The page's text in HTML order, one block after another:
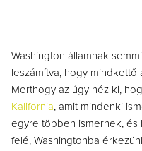
Washington államnak
leszámítva, hogy mindkettő
Merthogy az úgy néz ki,
Kalifornia, amit mindenki
egyre többen ismernek, és
felé, Washingtonba